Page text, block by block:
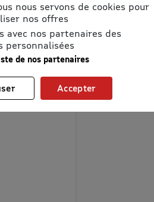
nous servons de cookies pour
nos offres
avec nos partenaires des
personnalisées
de nos partenaires
Accepter